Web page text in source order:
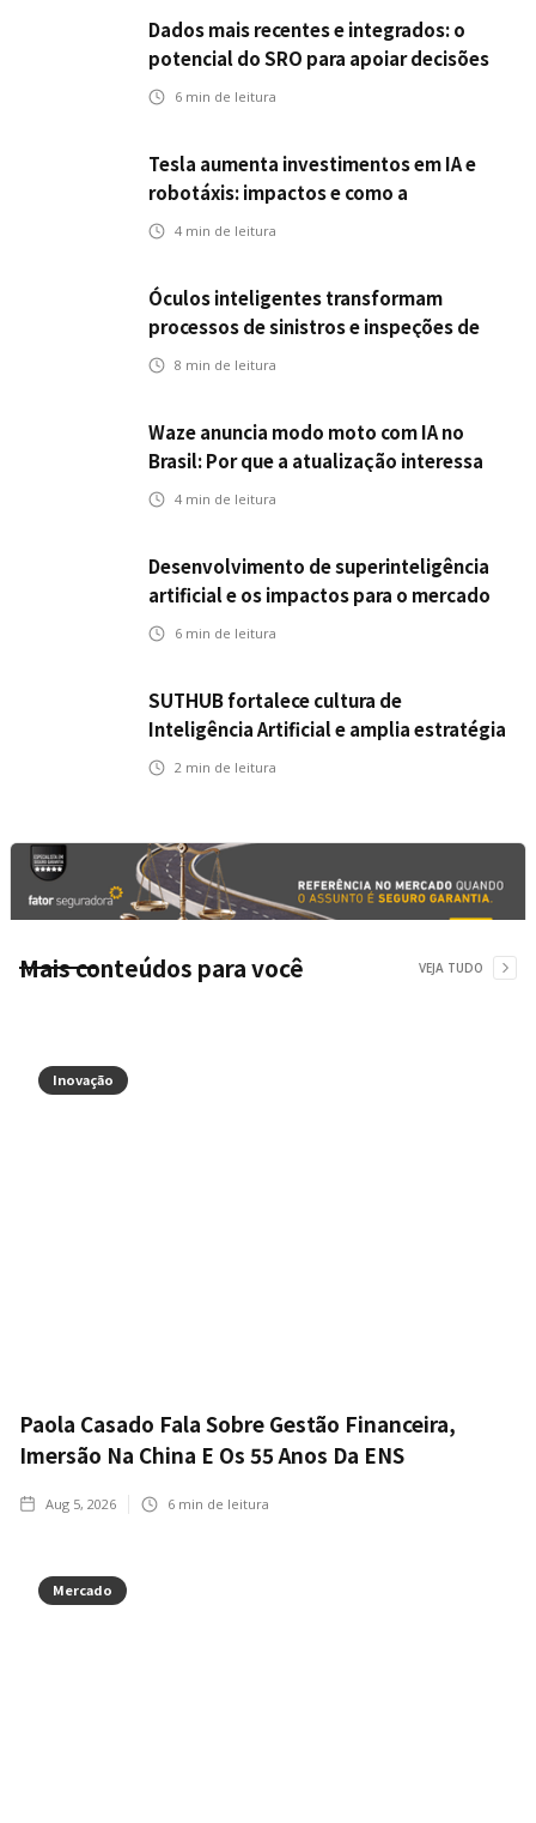
Dados mais recentes e integrados: o
potencial do SRO para apoiar decisões
nas seguradoras
6 min de leitura
Tesla aumenta investimentos em IA e
robotáxis: impactos e como a
mobilidade autônoma transforma o
4 min de leitura
Óculos inteligentes transformam
processos de sinistros e inspeções de
seguros
8 min de leitura
Waze anuncia modo moto com IA no
Brasil: Por que a atualização interessa
ao mercado segurador?
4 min de leitura
Desenvolvimento de superinteligência
artificial e os impactos para o mercado
de seguros
6 min de leitura
SUTHUB fortalece cultura de
Inteligência Artificial e amplia estratégia
para toda a organização
2 min de leitura
Mais conteúdos para você VEJA TUDO
Inovação
Paola Casado Fala Sobre Gestão Financeira,
Imersão Na China E Os 55 Anos Da ENS
Aug 5, 2026 6 min de leitura
Mercado